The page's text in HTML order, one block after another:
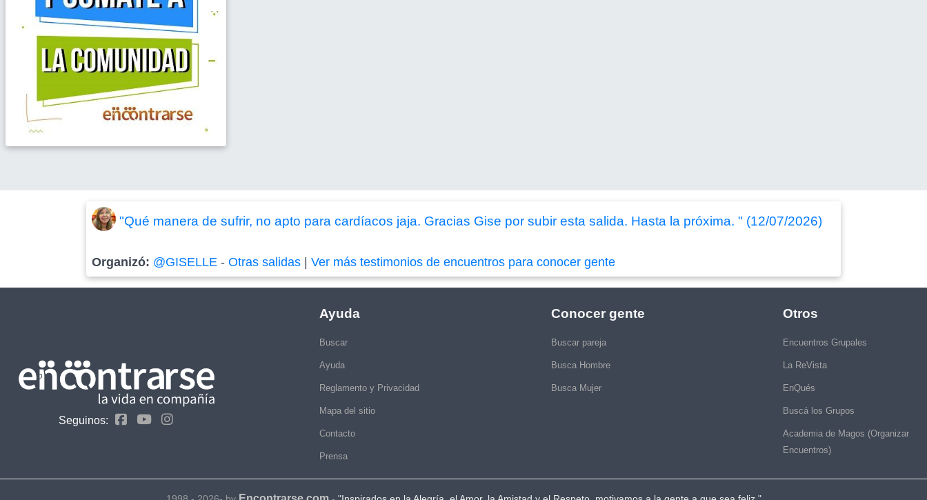
"Qué manera de sufrir, no apto para cardíacos jaja. Gracias Gise por subir esta salida. Hasta la próxima. " (12/07/2026)
Organizó: @GISELLE -Otras salidas |Ver más testimonios de encuentros para conocer gente
Seguinos:
Ayuda
Buscar
Ayuda
Reglamento y Privacidad
Mapa del sitio
Contacto
Prensa
Conocer gente
Buscar pareja
Busca Hombre
Busca Mujer
Otros
Encuentros Grupales
La ReVista
EnQués
Buscá los Grupos
Academia de Magos (Organizar
Encuentros)